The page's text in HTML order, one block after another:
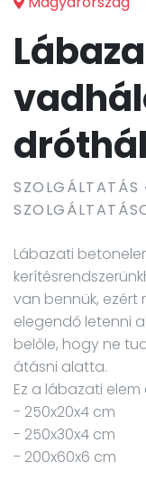
SZOLGÁLTATÁS
Lábazati
van bennük, ezért
elegendő letenni
belőle, hogy ne
átásni alatta.
Ez a lábazati
- 250x20x4 cm
- 250x30x4 cm
- 200x60x6 cm